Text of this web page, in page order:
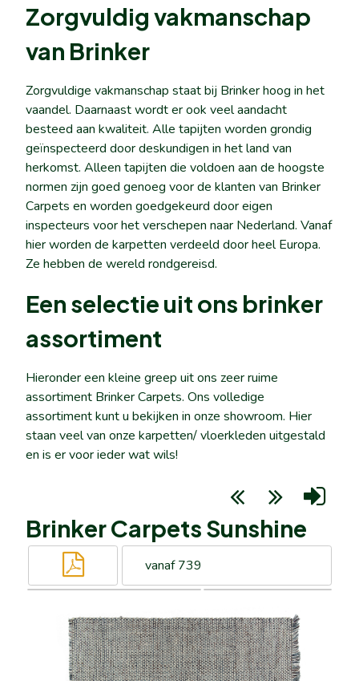
Zorgvuldig vakmanschap
van Brinker
Zorgvuldige vakmanschap staat bij Brinker hoog in het
vaandel. Daarnaast wordt er ook veel aandacht
besteed aan kwaliteit. Alle tapijten worden grondig
geïnspecteerd door deskundigen in het land van
herkomst. Alleen tapijten die voldoen aan de hoogste
normen zijn goed genoeg voor de klanten van Brinker
Carpets en worden goedgekeurd door eigen
inspecteurs voor het verschepen naar Nederland. Vanaf
hier worden de karpetten verdeeld door heel Europa.
Ze hebben de wereld rondgereisd.
Een selectie uit ons brinker
assortiment
Hieronder een kleine greep uit ons zeer ruime
assortiment Brinker Carpets. Ons volledige
assortiment kunt u bekijken in onze showroom. Hier
staan veel van onze karpetten/ vloerkleden uitgestald
en is er voor ieder wat wils!
Brinker Carpets Sunshine
vanaf 739